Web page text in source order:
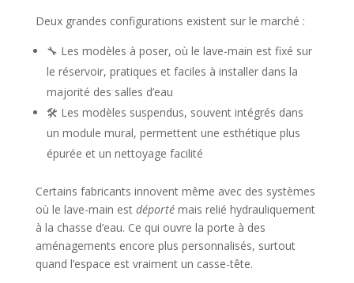
Deux grandes configurations existent sur le marché :
🔧 Les modèles à poser, où le lave-main est fixé sur
le réservoir, pratiques et faciles à installer dans la
majorité des salles d’eau
🛠️ Les modèles suspendus, souvent intégrés dans
un module mural, permettent une esthétique plus
épurée et un nettoyage facilité
Certains fabricants innovent même avec des systèmes
où le lave-main est déportémais relié hydrauliquement
à la chasse d’eau. Ce qui ouvre la porte à des
aménagements encore plus personnalisés, surtout
quand l’espace est vraiment un casse-tête.